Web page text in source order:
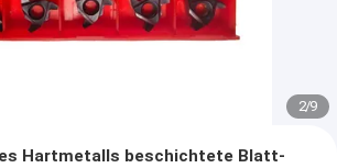
2/9
Hartmetalls beschichtete Blatt-